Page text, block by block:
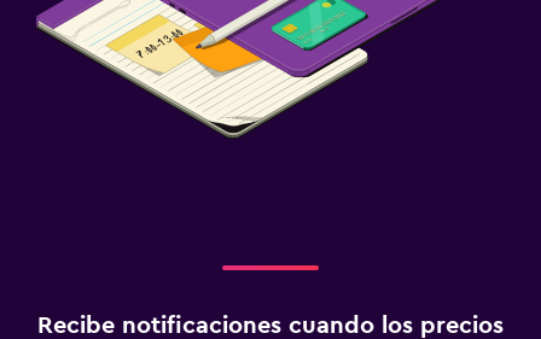
Recibe notificaciones cuando los precios